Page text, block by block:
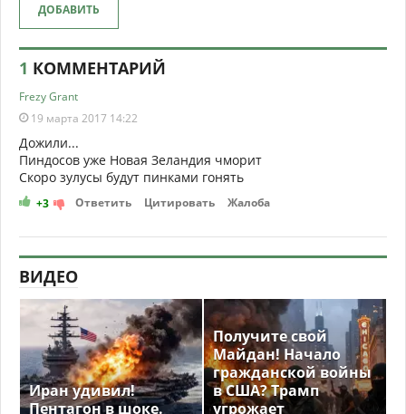
ДОБАВИТЬ
1 КОММЕНТАРИЙ
Frezy Grant
19 марта 2017 14:22
Дожили...
Пиндосов уже Новая Зеландия чморит
Скоро зулусы будут пинками гонять
+3 Ответить Цитировать Жалоба
ВИДЕО
Иран удивил!
Пентагон в шоке.
Получите свой
Майдан! Начало
гражданской войны
в США? Трамп
угрожает